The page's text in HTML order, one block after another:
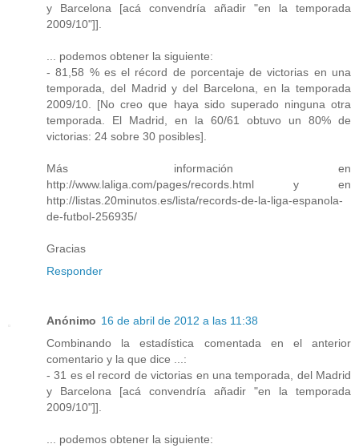
y Barcelona [acá convendría añadir "en la temporada
2009/10"]].
... podemos obtener la siguiente:
- 81,58 % es el récord de porcentaje de victorias en una
temporada, del Madrid y del Barcelona, en la temporada
2009/10. [No creo que haya sido superado ninguna otra
temporada. El Madrid, en la 60/61 obtuvo un 80% de
victorias: 24 sobre 30 posibles].
Más información en
http://www.laliga.com/pages/records.html y en
http://listas.20minutos.es/lista/records-de-la-liga-espanola-
de-futbol-256935/
Gracias
Responder
Anónimo 16 de abril de 2012 a las 11:38
Combinando la estadística comentada en el anterior
comentario y la que dice ...:
- 31 es el record de victorias en una temporada, del Madrid
y Barcelona [acá convendría añadir "en la temporada
2009/10"]].
... podemos obtener la siguiente: